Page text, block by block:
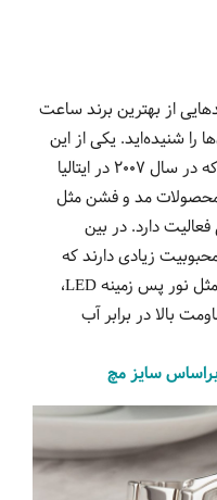
از بهترین برند ساعت
را شنیده‌اید. یکی از این
موارد، برند رودستر (Roadster) است که در سال 2007 در ایتالیا
محصولات مد و فشن مثل
دارد. در بین
زیادی دارند که
دلیل آن را باید در داشتن ویژگی‌هایی مثل نور پس زمینه LED،
بالا در برابر آب
سایز مچ